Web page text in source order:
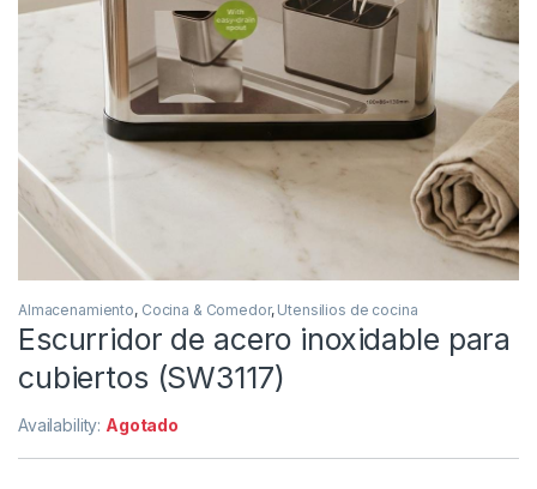
Almacenamiento, Cocina & Comedor, Utensilios de cocina
Escurridor de acero inoxidable para
cubiertos (SW3117)
Availability: Agotado